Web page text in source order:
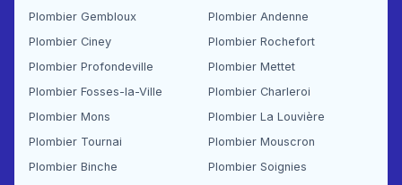
Plombier Gembloux
Plombier Andenne
Plombier Ciney
Plombier Rochefort
Plombier Profondeville
Plombier Mettet
Plombier Fosses-la-Ville
Plombier Charleroi
Plombier Mons
Plombier La Louvière
Plombier Tournai
Plombier Mouscron
Plombier Binche
Plombier Soignies